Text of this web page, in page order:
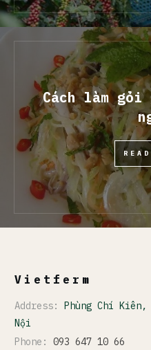
Cách làm
Vietferm
Address: Phùng Chí
Nội
Phone: 093 647 10 66